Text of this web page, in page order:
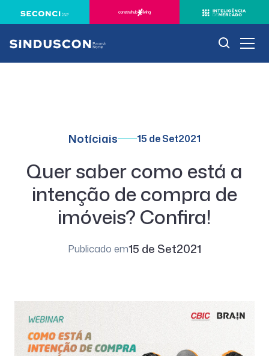
Notíciais 15 de Set2021
Quer saber como está a
intenção de compra de
imóveis? Confira!
Publicado em15 de Set2021